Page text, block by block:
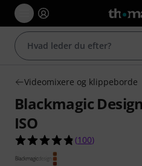
Videomixere og klippeborde
Blackmagic
ISO
4.8 ud af 5
(100)